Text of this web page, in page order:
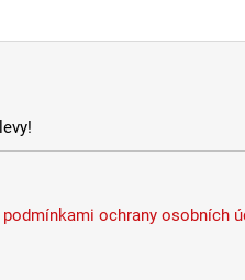
podmínkami ochrany osobních